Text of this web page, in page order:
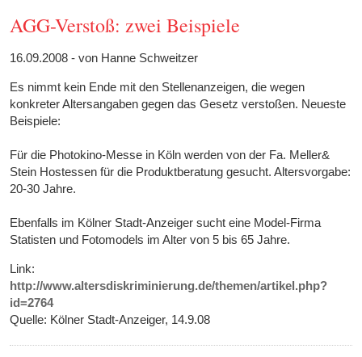
AGG-Verstoß: zwei Beispiele
16.09.2008 - von Hanne Schweitzer
Es nimmt kein Ende mit den Stellenanzeigen, die wegen
konkreter Altersangaben gegen das Gesetz verstoßen. Neueste
Beispiele:
Für die Photokino-Messe in Köln werden von der Fa. Meller&
Stein Hostessen für die Produktberatung gesucht. Altersvorgabe:
20-30 Jahre.
Ebenfalls im Kölner Stadt-Anzeiger sucht eine Model-Firma
Statisten und Fotomodels im Alter von 5 bis 65 Jahre.
Link:
http://www.altersdiskriminierung.de/themen/artikel.php?
id=2764
Quelle: Kölner Stadt-Anzeiger, 14.9.08